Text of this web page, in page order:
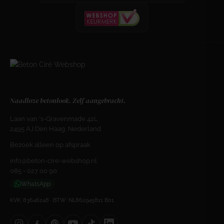
Naadloze betonlook. Zelf aangebracht.
Laan van 's-Gravenmade 42L
2495 AJ Den Haag, Nederland
Bezoek alleen op afspraak
info@beton-cire-webshop.nl
085 - 027 00 90
WhatsApp
KVK: 83646248 · BTW: NL862945811 B01